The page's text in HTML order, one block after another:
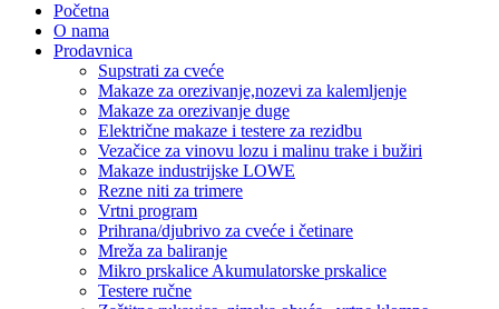
Početna
O nama
Prodavnica
Supstrati za cveće
Makaze za orezivanje,nozevi za kalemljenje
Makaze za orezivanje duge
Električne makaze i testere za rezidbu
Vezačice za vinovu lozu i malinu trake i bužiri
Makaze industrijske LOWE
Rezne niti za trimere
Vrtni program
Prihrana/djubrivo za cveće i četinare
Mreža za baliranje
Mikro prskalice Akumulatorske prskalice
Testere ručne